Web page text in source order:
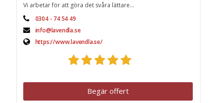
Vi arbetar för att göra det svåra lättare...
0304 - 74 54 49
info@lavendla.se
https://www.lavendla.se/
Begär offert